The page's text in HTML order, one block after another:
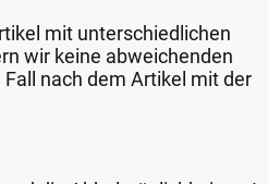
mit unterschiedlichen
wir keine abweichenden
nach dem Artikel mit der